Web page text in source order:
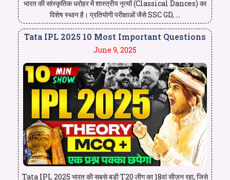
भारत की सांस्कृतिक धरोहर में शास्त्रीय नृत्यों (Classical Dances) का
विशेष स्थान है। प्रतियोगी परीक्षाओं जैसे SSC GD, ...
Tata IPL 2025 10 Most Important Questions
June 9, 2025
Tata IPL 2025 भारत की सबसे बड़ी T20 लीग का 18वां सीज़न रहा, जिसे